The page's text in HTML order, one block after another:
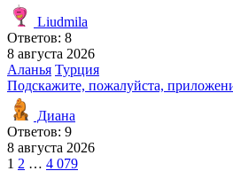
Liudmila
Ответов: 8
8 августа 2026
Аланья Турция
Подскажите, пожалуйста,
Диана
Ответов: 9
8 августа 2026
1 2 … 4 079